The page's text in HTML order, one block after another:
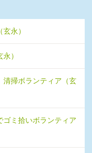
永）
）
掃ボランティア（玄
ゴミ拾いボランティア